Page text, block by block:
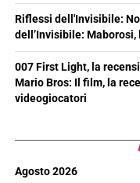
Riflessi dell'Invisibile:
dell’Invisibile: Maborosi,
007 First Light, la
Mario Bros: Il film, la
videogiocatori
Agosto 2026